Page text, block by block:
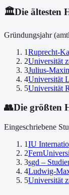
🏛️Die ältesten
Gründungsjahr
1Ruprecht-
2Universität
3Julius-
4Universität
5Universität
👥Die größten
Eingeschriebene
1IU
2
3sgd –
4Ludwig-
5Universität